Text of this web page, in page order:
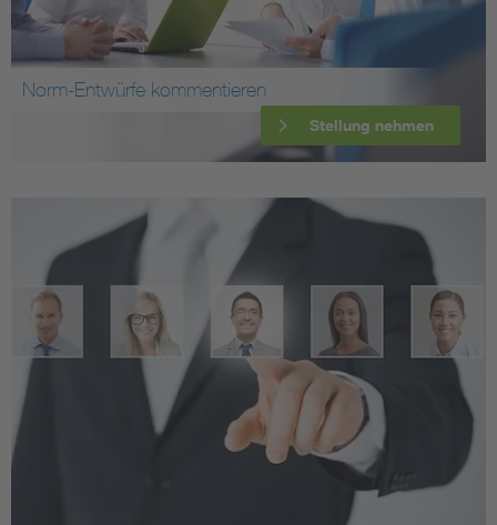
Norm-Entwürfe kommentieren
Stellung nehmen